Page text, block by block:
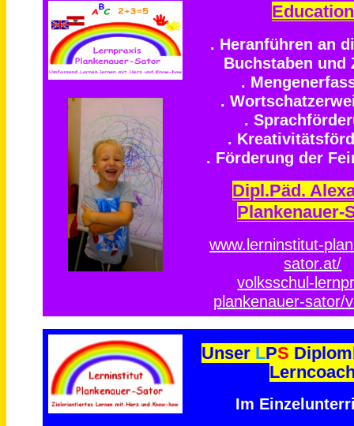
Education
. Heranführen an
Buchstaben und
.
.
.
.
. Förderung der
Dipl.Päd.
Plankenauer-
www.lerninstitut-
sator.at/
volksschul-
plankenauer-sator/
Unser LPS
Im